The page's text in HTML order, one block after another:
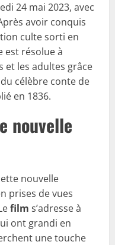
24 mai 2023, avec
avoir conquis
culte sorti en
est résolue à
et les adultes grâce
célèbre conte de
en 1836.
nouvelle
nouvelle
prises de vues
film s’adresse à
ont grandi en
une touche